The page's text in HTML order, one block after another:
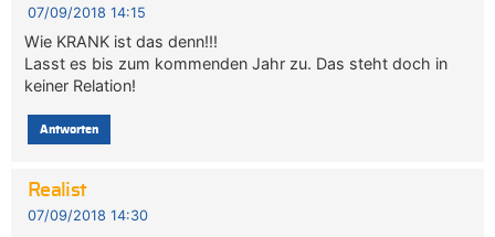
07/09/2018 14:15
Wie KRANK ist das denn!!!
Lasst es bis zum kommenden Jahr zu. Das steht doch in
keiner Relation!
Antworten
Realist
07/09/2018 14:30